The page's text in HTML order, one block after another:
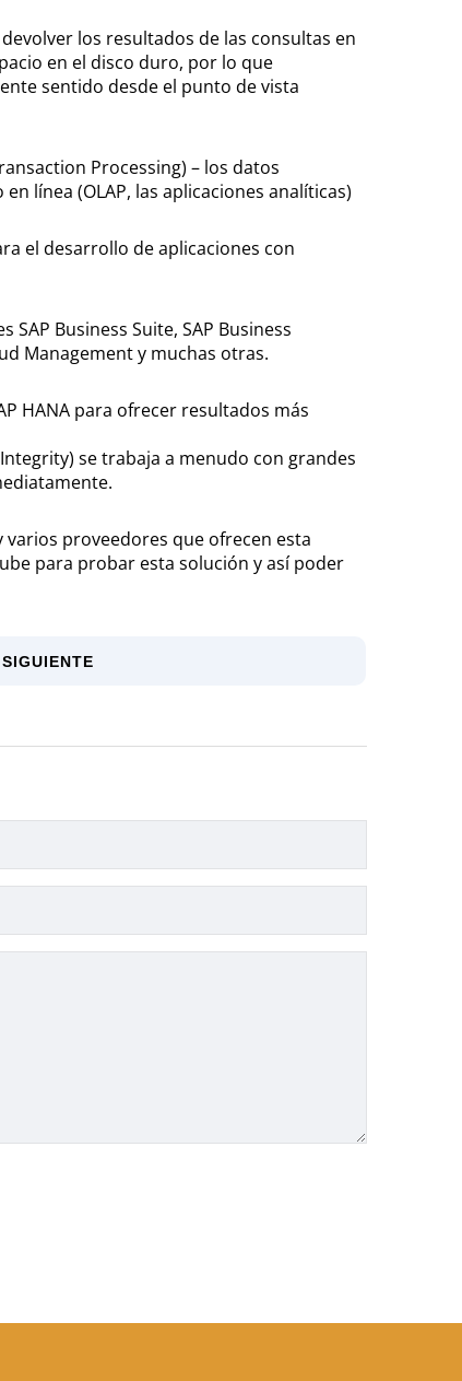
los resultados de las consultas en
en el disco duro, por lo que
sentido desde el punto de vista
Processing) – los datos
línea (OLAP, las aplicaciones analíticas)
el desarrollo de aplicaciones con
Business Suite, SAP Business
Management y muchas otras.
HANA para ofrecer resultados más
se trabaja a menudo con grandes
varios proveedores que ofrecen esta
para probar esta solución y así poder
SIGUIENTE